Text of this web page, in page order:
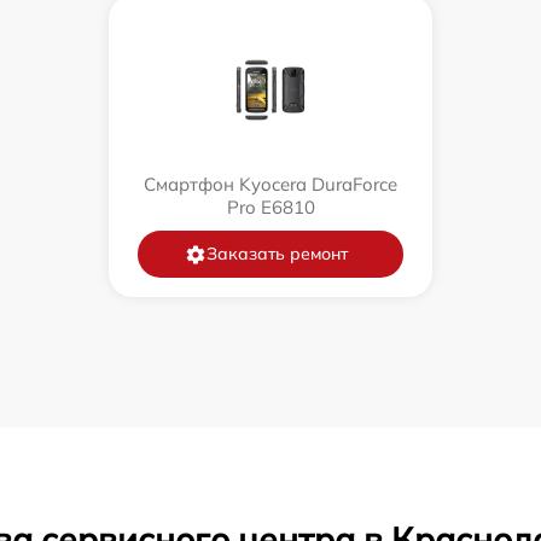
Смартфон Kyocera DuraForce
Pro E6810
Заказать ремонт